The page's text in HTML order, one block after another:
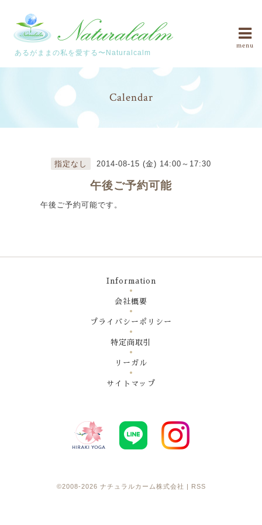
あるがままの私を愛する〜Naturalcalm
menu
Calendar
指定なし 2014-08-15 (金) 14:00～17:30
午後ご予約可能
午後ご予約可能です。
Information
会社概要
プライバシーポリシー
特定商取引
リーガル
サイトマップ
©2008-2026 ナチュラルカーム株式会社 RSS